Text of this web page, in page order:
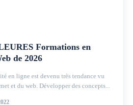
Formations en
de 2026
en ligne est devenu très tendance vu
et du web. Développer des concepts...